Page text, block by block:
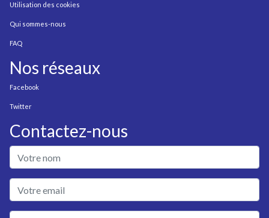
Utilisation des cookies
Qui sommes-nous
FAQ
Nos réseaux
Facebook
Twitter
Contactez-nous